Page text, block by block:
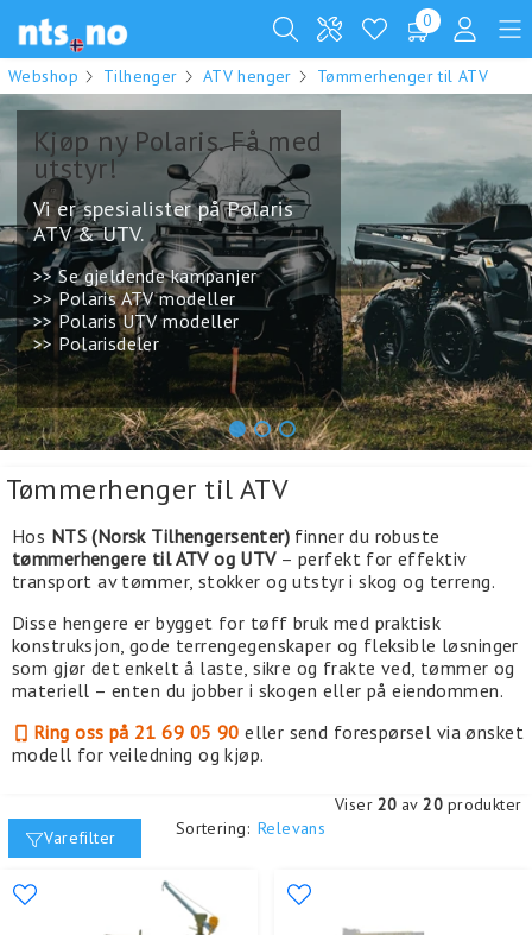
0
Webshop Tilhenger ATV henger Tømmerhenger til ATV
Tømmerhengere til
ATV & UTV
Tømmervogner til ATV fra
Polaris, Bronco og Kranman.
>> Alle ATV hengere
>> ATV utstyr
.
1 2 3
Tømmerhenger til ATV
Hos NTS (Norsk Tilhengersenter) finner du robuste
tømmerhengere til ATV og UTV– perfekt for effektiv
transport av tømmer, stokker og utstyr i skog og terreng.
Disse hengere er bygget for tøff bruk med praktisk
konstruksjon, gode terrengegenskaper og fleksible løsninger
som gjør det enkelt å laste, sikre og frakte ved, tømmer og
materiell – enten du jobber i skogen eller på eiendommen.
Ring oss på 21 69 05 90 eller send forespørsel via ønsket
modell for veiledning og kjøp.
Varefilter Sortering: Relevans
Viser 20 av 20 produkter